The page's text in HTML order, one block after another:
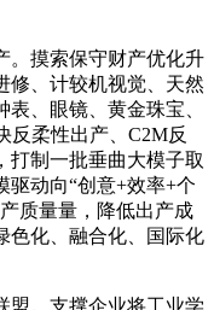
摸索保守财产优化升
修、计较机视觉、天然
、眼镜、黄金珠宝、
反柔性出产、C2M反
打制一批垂曲大模子取
驱动向“创意+效率+个
质量量，降低出产成
色化、融合化、国际化
。支撑企业将工业学